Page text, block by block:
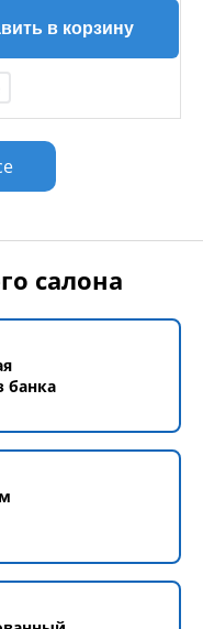
в корзину
салона
банка